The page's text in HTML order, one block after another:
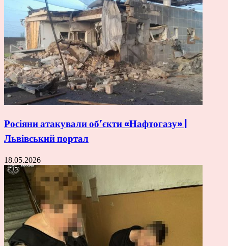
Росіяни атакували об’єкти «Нафтогазу» |
Львівський портал
18.05.2026